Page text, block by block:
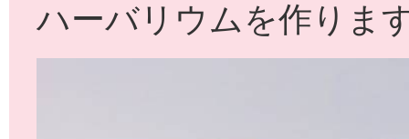
ハーバリウムを作りま